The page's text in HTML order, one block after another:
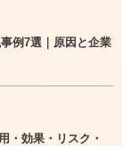
例7選｜原因と企業
・効果・リスク・